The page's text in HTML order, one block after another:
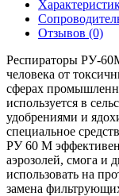
Отзывов (0)
Респираторы РУ-
человека от
сферах
используется в
удобрениями и
специальное
РУ 60 М
аэрозолей, смога и
использовать на
замена